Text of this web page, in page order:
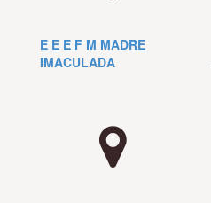
E E E F M MADRE
IMACULADA